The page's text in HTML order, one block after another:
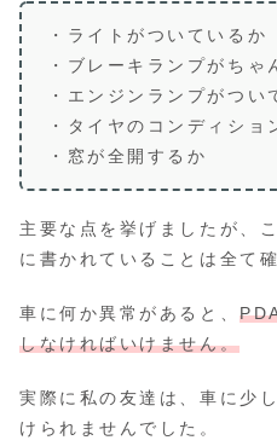
・ライトがついているか
・ブレーキランプがちゃ
・エンジンランプがつい
・タイヤのコンディショ
・窓が全開するか
主要な点を挙げましたが、
に書かれていることは全て
車に何か異常があると、
しなければいけません。
実際に私の友達は、車に少
けられませんでした。